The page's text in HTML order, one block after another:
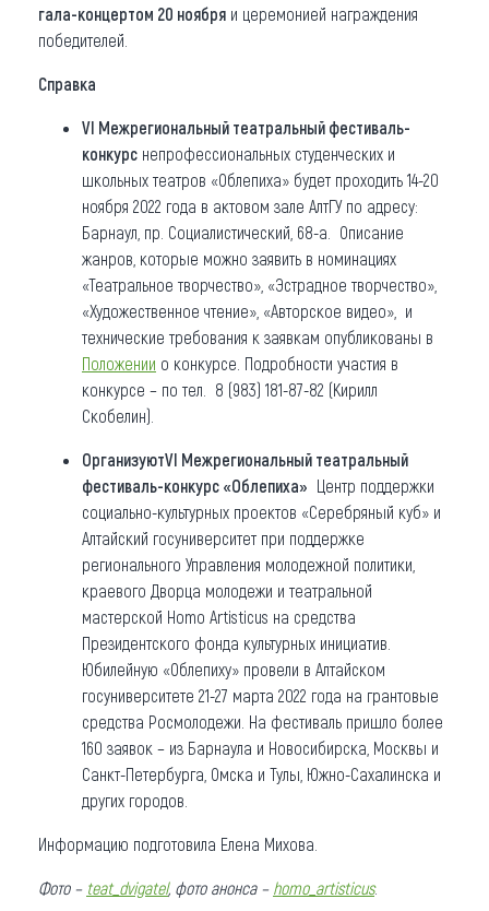
гала-концертом 20 ноября и церемонией награждения
победителей.
Справка
VI Межрегиональный театральный фестиваль-
конкурс непрофессиональных студенческих и
школьных театров «Облепиха» будет проходить 14-20
ноября 2022 года в актовом зале АлтГУ по адресу:
Барнаул, пр. Социалистический, 68-а. Описание
жанров, которые можно заявить в номинациях
«Театральное творчество», «Эстрадное творчество»,
«Художественное чтение», «Авторское видео», и
технические требования к заявкам опубликованы в
Положении о конкурсе. Подробности участия в
конкурсе – по тел. 8 (983) 181-87-82 (Кирилл
Скобелин).
ОрганизуютVI Межрегиональный театральный
фестиваль-конкурс «Облепиха» Центр поддержки
социально-культурных проектов «Серебряный куб» и
Алтайский госуниверситет при поддержке
регионального Управления молодежной политики,
краевого Дворца молодежи и театральной
мастерской Homo Artisticus на средства
Президентского фонда культурных инициатив.
Юбилейную «Облепиху» провели в Алтайском
госуниверситете 21-27 марта 2022 года на грантовые
средства Росмолодежи. На фестиваль пришло более
160 заявок – из Барнаула и Новосибирска, Москвы и
Санкт-Петербурга, Омска и Тулы, Южно-Сахалинска и
других городов.
Информацию подготовила Елена Михова.
Фото – teat_dvigatel, фото анонса – homo_artisticus.